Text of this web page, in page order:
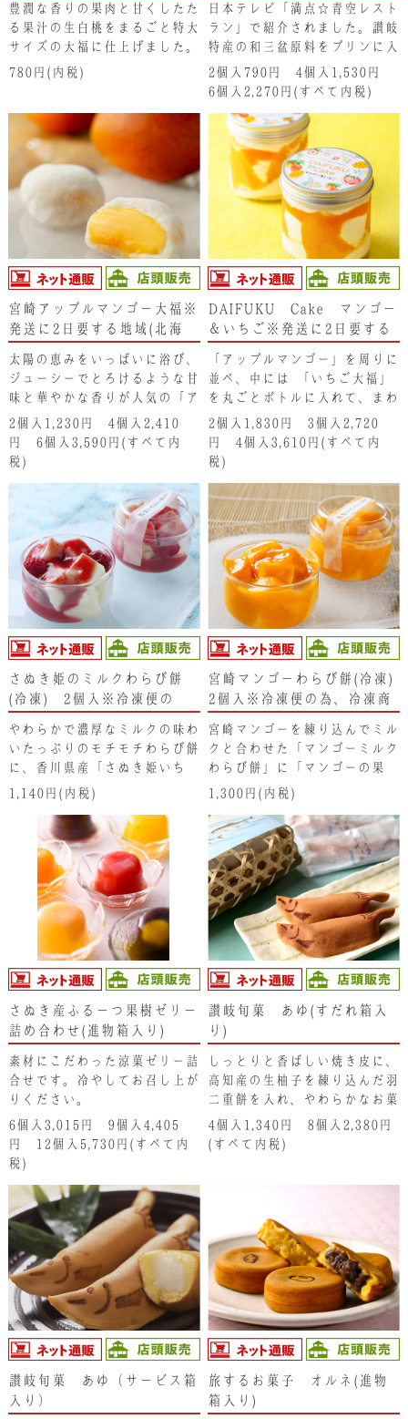
豊潤な香りの果肉と甘くしたた
る果汁の生白桃をまるごと特大
サイズの大福に仕上げました。
食べた途端にみずみずしい果汁
780円(内税)
ります。ご了承ください。
日本テレビ「満点☆青空レスト
ラン」で紹介されました。讃岐
特産の和三盆原料をプリンに入
れてやわらかプリンに焼き上げ
ています。 濃厚でクリーミー
マッチ！和三盆の優しい甘さが
お口の中でフワッと広がりま
す。
2個入790円 4個入1,530円
6個入2,270円(すべて内税)
宮崎アップルマンゴー大福※
発送に2日要する地域(北海
注文不可となります。ご了承
ください。
太陽の恵みをいっぱいに浴び、
ジューシーでとろけるような甘
味と華やかな香りが人気の「ア
ップルマンゴー」の旨味をまる
ごと大福で包んでいます。濃厚
な至福の味わいを思う存分どう
2個入1,230円 4個入2,410
円 6個入3,590円(すべて内
税)
DAIFUKU Cake マンゴー
＆いちご※発送に2日要する
沖縄県）は注文不可となりま
す。ご了承ください。
「アップルマンゴー」を周りに
並べ、中には､「いちご大福」
を丸ごとボトルに入れて、まわ
りに生クリームと自家製のマン
ゴージャムをあしらった、食べ
応えのある ケーキに仕上げて
います。底には しっとりとし
た「どら焼き」敷いています。
とろけるようなトロピカルなマ
ンゴーの味わいの後から､柔ら
かな大福餅が口に広がり、讃岐
いちごの味わいが一緒にお楽し
みいただけます。
2個入1,830円 3個入2,720
円 4個入3,610円(すべて内
税)
さぬき姫のミルクわらび餅
(冷凍) 2個入※冷凍便の
ません。
やわらかで濃厚なミルクの味わ
いたっぷりのモチモチわらび餅
に、香川県産「さぬき姫いち
ご」の自家製ソースをかけて、
上には爽やかな酸味の「ラズベ
リー」を乗せています。自家製
いちごソースは､さぬき姫いち
ごを濃縮しており、無添加なが
らも濃厚ないちごの味わいがお
楽しみいただけます。いちごと
ミルクの相性は抜群で､乗せた
ラズベリーもいいアクセントに
なっています。
1,140円(内税)
宮崎マンゴーわらび餅(冷凍)
2個入※冷凍便の為、冷凍商
宮崎マンゴーを練り込んでミル
クと合わせた「マンゴーミルク
わらび餅」に「マンゴーの果
肉」と、フレッシュで爽やかな
酸味の「パッションフルーツ」
を加えたフルーツ感たっぷりの
「追いマンゴーソース」を掛け
ています。まさにマンゴー尽く
しのわらび餅です。
1,300円(内税)
さぬき産ふるーつ果樹ゼリー
詰め合わせ(進物箱入り)
素材にこだわった涼菓ゼリー詰
合せです。冷やしてお召し上が
りください。
6個入3,015円 9個入4,405
円 12個入5,730円(すべて内
税)
讃岐旬菓 あゆ(すだれ箱入
り)
しっとりと香ばしい焼き皮に、
高知産の生柚子を練り込んだ羽
二重餅を入れ、やわらかなお菓
子に仕上げています。あゆが清
流に泳ぐ夏にぴったりの、爽や
かな味わいです。
4個入1,340円 8個入2,380円
(すべて内税)
讃岐旬菓 あゆ（サービス箱
入り）
旅するお菓子 オルネ(進物
箱入り)